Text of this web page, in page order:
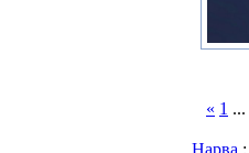
« 1 ...
Нарва :